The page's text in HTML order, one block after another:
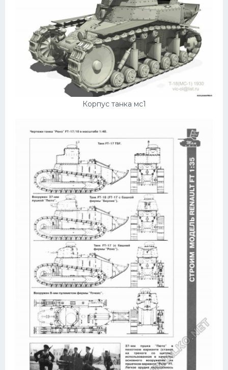
Корпус танка мс1